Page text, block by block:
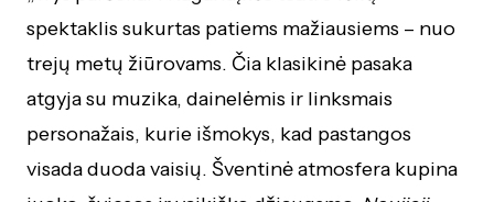
spektaklis sukurtas patiems mažiausiems – nuo
trejų metų žiūrovams. Čia klasikinė pasaka
atgyja su muzika, dainelėmis ir linksmais
personažais, kurie išmokys, kad pastangos
visada duoda vaisių. Šventinė atmosfera kupina